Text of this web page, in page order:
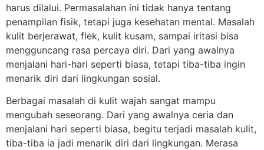
harus dilalui. Permasalahan ini tidak hanya tentang
penampilan fisik, tetapi juga kesehatan mental. Masalah
kulit berjerawat, flek, kulit kusam, sampai iritasi bisa
mengguncang rasa percaya diri. Dari yang awalnya
menjalani hari-hari seperti biasa, tetapi tiba-tiba ingin
menarik diri dari lingkungan sosial.
Berbagai masalah di kulit wajah sangat mampu
mengubah seseorang. Dari yang awalnya ceria dan
menjalani hari seperti biasa, begitu terjadi masalah kulit,
tiba-tiba ia jadi menarik diri dari lingkungan. Merasa